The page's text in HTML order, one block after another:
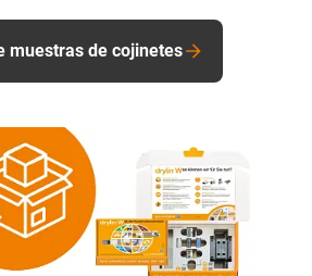
muestras de cojinetes